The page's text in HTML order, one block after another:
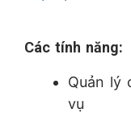
Các tính năng:
Quản lý
vụ